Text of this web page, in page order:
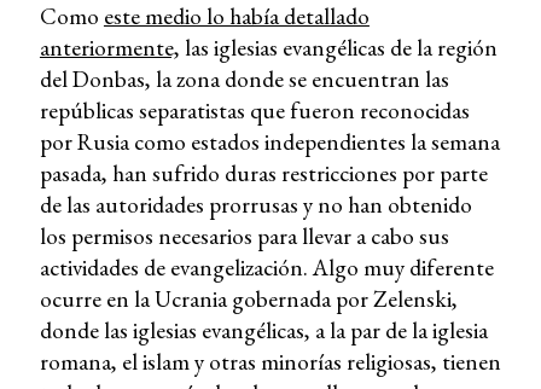
Como este medio lo había detallado
anteriormente, las iglesias evangélicas de la región
del Donbas, la zona donde se encuentran las
repúblicas separatistas que fueron reconocidas
por Rusia como estados independientes la semana
pasada, han sufrido duras restricciones por parte
de las autoridades prorrusas y no han obtenido
los permisos necesarios para llevar a cabo sus
actividades de evangelización. Algo muy diferente
ocurre en la Ucrania gobernada por Zelenski,
donde las iglesias evangélicas, a la par de la iglesia
romana, el islam y otras minorías religiosas, tienen